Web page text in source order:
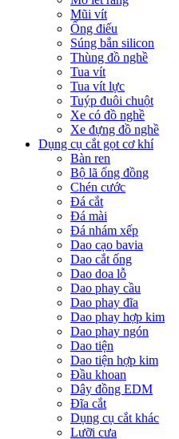
Mũi vít
Ống điếu
Súng bắn silicon
Thùng đồ nghề
Tua vít
Tua vít lực
Tuýp đuôi chuột
Xe có đồ nghề
Xe đựng đồ nghề
Dụng cụ cắt gọt cơ khí
Bàn ren
Bộ lã ống đồng
Chén cước
Đá cắt
Đá mài
Đá nhám xếp
Dao cạo bavia
Dao cắt ống
Dao doa lỗ
Dao phay cầu
Dao phay đĩa
Dao phay hợp kim
Dao phay ngón
Dao tiện
Dao tiện hợp kim
Đầu khoan
Dây đồng EDM
Đĩa cắt
Dụng cụ cắt khác
Lưỡi cưa